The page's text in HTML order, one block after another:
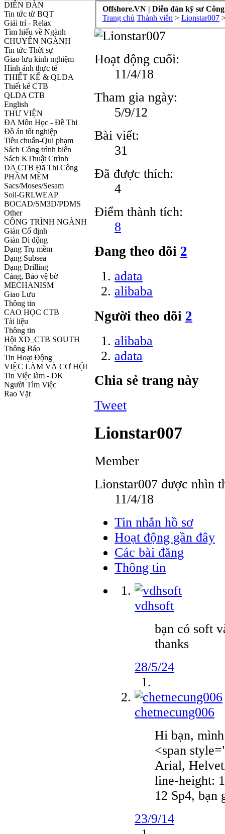
DIỄN ĐÀN
Tin tức từ BQT
Giải trí - Relax
Tìm hiểu về Ngành
CHUYÊN NGÀNH
Tin tức Thời sự
Giao lưu kinh nghiệm
Hình ảnh thực tế
THIẾT KẾ & QLDA
Thiết kế CTB
QLDA CTB
English
THƯ VIỆN
ĐA Môn Học - Đề Thi
Đồ án tốt nghiệp
Tiêu chuẩn-Qui phạm
Sách Công trình biển
Sách KThuật Ctrình
DA CTB Đã Thi Công
PHẦM MỀM
Sacs/Moses/Sesam
Soil-GRLWEAP
BOCAD/SM3D/PDMS
Other
CÔNG TRÌNH NGÀNH
Giàn Cố định
Giàn Di động
Dạng Trụ mềm
Dạng Subsea
Dạng Drilling
Cảng, Bảo vệ bờ
MECHANISM
Giao Lưu
Thông tin
CAO HỌC CTB
Tài liệu
Thông tin
Hội XD_CTB SOUTH
Thông Báo
Tin Hoạt Động
VIỆC LÀM VÀ CƠ HỘI
Tin Việc làm - DK
Người Tìm Việc
Rao Vặt
Offshore.VN | Diễn đàn kỹ sư
Trang chủ Thành viên > Lionstar007
Hoạt động cuối:
11/4/18
Tham gia ngày:
5/9/12
Bài viết:
31
Đã được thích:
4
Điểm thành tích:
8
Đang theo dõi 2
adata
alibaba
Người theo dõi 2
alibaba
adata
Chia sẻ trang này
Tweet
Lionstar007
Member
Lionstar007 được nhìn
11/4/18
Tin nhắn hồ sơ
Hoạt động gần đây
Các bài đăng
Thông tin
vdhsoft
bạn có soft
thanks
28/5/24
chetnecung006
Hi bạn,
<span
Arial,
line-height:
12 Sp4, bạn
23/9/14